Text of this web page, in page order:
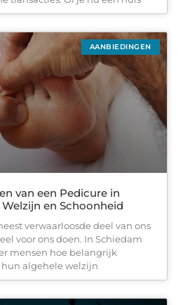
AANBIEDINGEN
van een Pedicure in
en Schoonheid
verwaarloosde deel van ons
voor ons doen. In Schiedam
mensen hoe belangrijk
algehele welzijn